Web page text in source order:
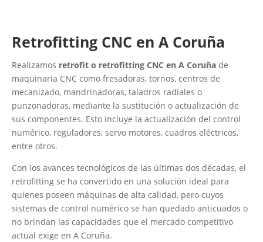
Retrofitting CNC en A Coruña
Realizamos retrofit o retrofitting CNC en A Coruña de
maquinaria CNC como fresadoras, tornos, centros de
mecanizado, mandrinadoras, taladros radiales o
punzonadoras, mediante la sustitución o actualización de
sus componentes. Esto incluye la actualización del control
numérico, reguladores, servo motores, cuadros eléctricos,
entre otros.
Con los avances tecnológicos de las últimas dos décadas, el
retrofitting se ha convertido en una solución ideal para
quienes poseen máquinas de alta calidad, pero cuyos
sistemas de control numérico se han quedado anticuados o
no brindan las capacidades que el mercado competitivo
actual exige en A Coruña.